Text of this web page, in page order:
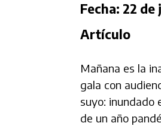
Fecha: 22 de
Artículo
Mañana es la
gala con
suyo: inundado
de un año